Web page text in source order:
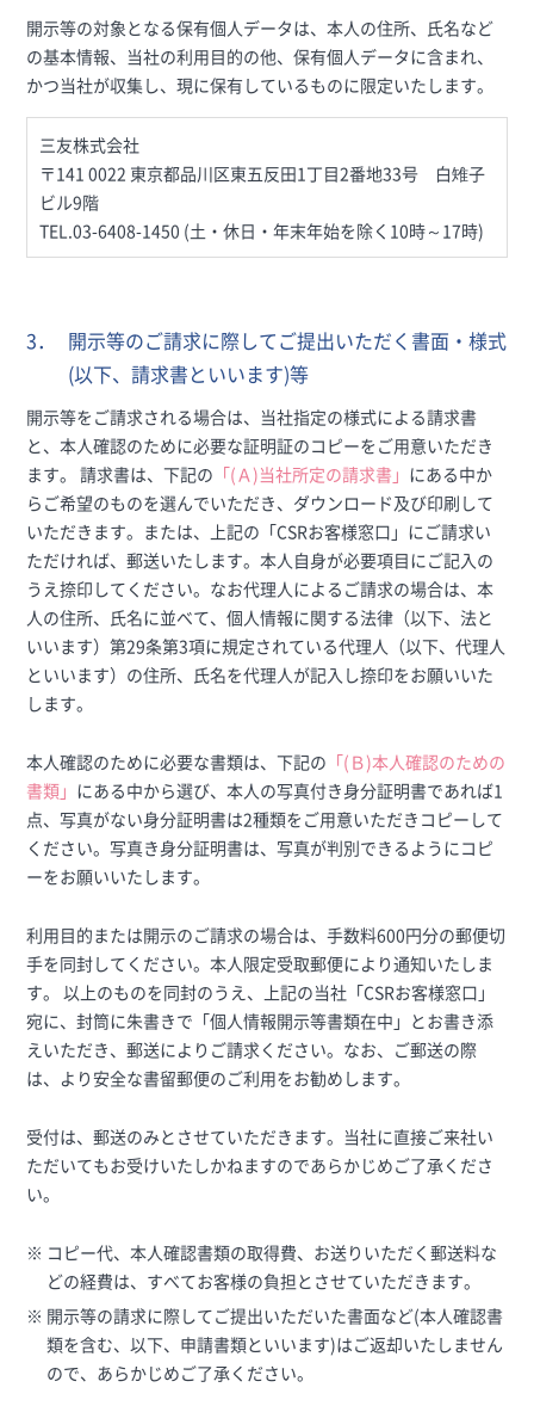
開示等の対象となる保有個人データは、本人の住所、氏名など
の基本情報、当社の利用目的の他、保有個人データに含まれ、
かつ当社が収集し、現に保有しているものに限定いたします。
三友株式会社
〒141 0022 東京都品川区東五反田1丁目2番地33号 白雉子
ビル9階
TEL.03-6408-1450 (土・休日・年末年始を除く10時～17時)
3．
開示等のご請求に際してご提出いただく書面・様式
(以下、請求書といいます)等
開示等をご請求される場合は、当社指定の様式による請求書
と、本人確認のために必要な証明証のコピーをご用意いただき
ます。 請求書は、下記の 「(Ａ)当社所定の請求書」 にある中か
らご希望のものを選んでいただき、ダウンロード及び印刷して
いただきます。または、上記の「CSRお客様窓口」にご請求い
ただければ、郵送いたします。本人自身が必要項目にご記入の
うえ捺印してください。なお代理人によるご請求の場合は、本
人の住所、氏名に並べて、個人情報に関する法律（以下、法と
いいます）第29条第3項に規定されている代理人（以下、代理人
といいます）の住所、氏名を代理人が記入し捺印をお願いいた
します。
本人確認のために必要な書類は、下記の 「(Ｂ)本人確認のための
書類」 にある中から選び、本人の写真付き身分証明書であれば1
点、写真がない身分証明書は2種類をご用意いただきコピーして
ください。写真き身分証明書は、写真が判別できるようにコピ
ーをお願いいたします。
利用目的または開示のご請求の場合は、手数料600円分の郵便切
手を同封してください。本人限定受取郵便により通知いたしま
す。 以上のものを同封のうえ、上記の当社「CSRお客様窓口」
宛に、封筒に朱書きで「個人情報開示等書類在中」とお書き添
えいただき、郵送によりご請求ください。なお、ご郵送の際
は、より安全な書留郵便のご利用をお勧めします。
受付は、郵送のみとさせていただきます。当社に直接ご来社い
ただいてもお受けいたしかねますのであらかじめご了承くださ
い。
コピー代、本人確認書類の取得費、お送りいただく郵送料な
どの経費は、すべてお客様の負担とさせていただきます。
開示等の請求に際してご提出いただいた書面など(本人確認書
類を含む、以下、申請書類といいます)はご返却いたしません
ので、あらかじめご了承ください。